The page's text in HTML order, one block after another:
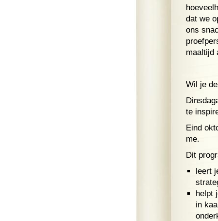
dat we
ons
maaltijd
Wil je
te
Eind
me.
Dit
leert
helpt
in